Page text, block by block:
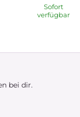
Sofort
verfügbar
bei dir.